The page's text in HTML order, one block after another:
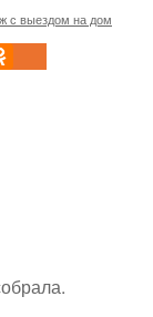
с выездом на дом